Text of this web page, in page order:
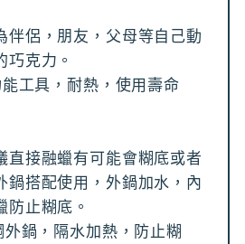
伴侶，朋友，父母等自己動
克力。
工具，耐熱，使用壽命
直接融蠟有可能會糊底或者
鍋搭配使用，外鍋加水，內
止糊底。
鍋，隔水加熱，防止糊